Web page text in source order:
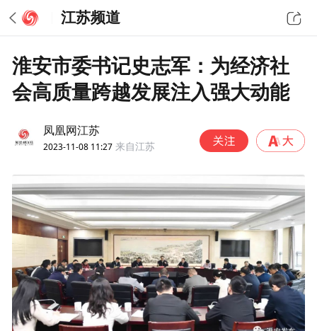
江苏频道
淮安市委书记史志军：为经济社
会高质量跨越发展注入强大动能
凤凰网江苏
2023-11-08 11:27 来自江苏